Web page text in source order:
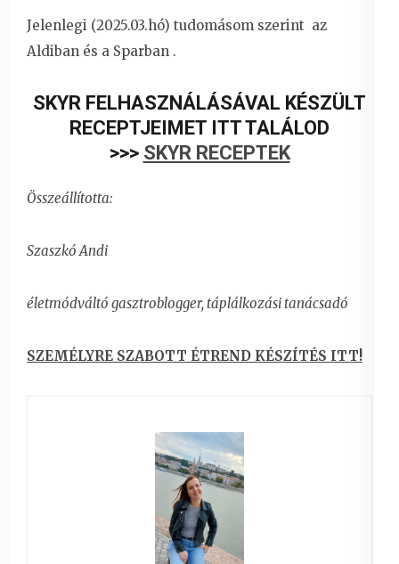
Jelenlegi (2025.03.hó) tudomásom szerint az
Aldiban és a Sparban .
SKYR FELHASZNÁLÁSÁVAL KÉSZÜLT
RECEPTJEIMET ITT TALÁLOD
>>> SKYR RECEPTEK
Összeállította:
Szaszkó Andi
életmódváltó gasztroblogger, táplálkozási tanácsadó
SZEMÉLYRE SZABOTT ÉTREND KÉSZÍTÉS ITT!